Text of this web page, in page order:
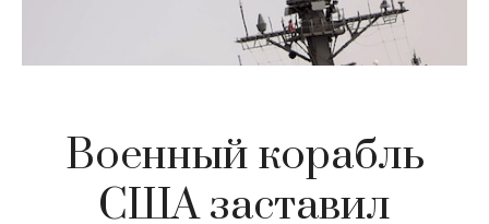
Военный корабль
США заставил